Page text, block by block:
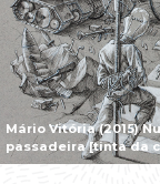
Mário Vitória (2015)
passadeira [tinta da